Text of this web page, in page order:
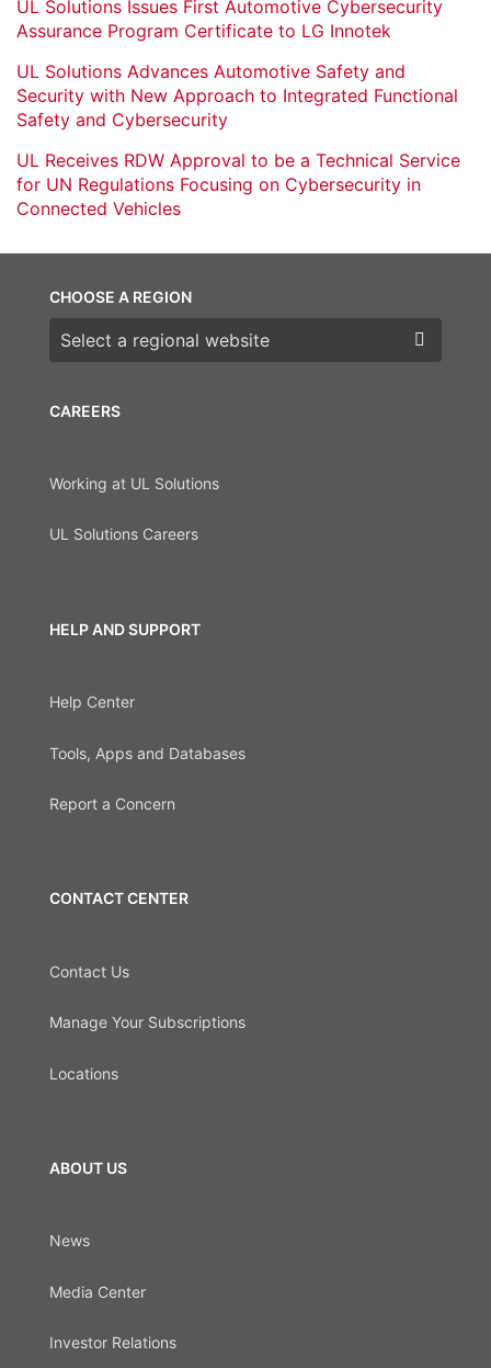
UL Solutions Issues First Automotive Cybersecurity
Assurance Program Certificate to LG Innotek
UL Solutions Advances Automotive Safety and
Security with New Approach to Integrated Functional
Safety and Cybersecurity
UL Receives RDW Approval to be a Technical Service
for UN Regulations Focusing on Cybersecurity in
Connected Vehicles
CAREERS
Working at UL Solutions
UL Solutions Careers
HELP AND SUPPORT
Help Center
Tools, Apps and Databases
Report a Concern
CONTACT CENTER
Contact Us
Manage Your Subscriptions
Locations
ABOUT US
News
Media Center
Investor Relations
CHOOSE A REGION
Choose a region